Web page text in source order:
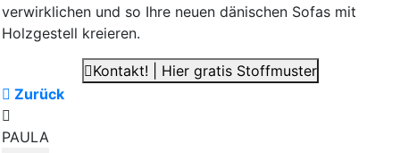
verwirklichen und so Ihre neuen dänischen Sofas mit
Holzgestell kreieren.
Kontakt! | Hier gratis Stoffmuster
Zurück
PAULA